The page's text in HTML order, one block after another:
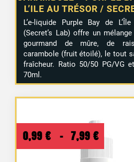
L’ILE AU TRÉSOR /
L’e-liquide Purple Bay de
(Secret’s Lab) offre un
gourmand de mûre, de
carambole (fruit étoilé), le tout
fraîcheur. Ratio 50/50 PG/VG
70ml.
0,99 € – 7,99 € Plage
de